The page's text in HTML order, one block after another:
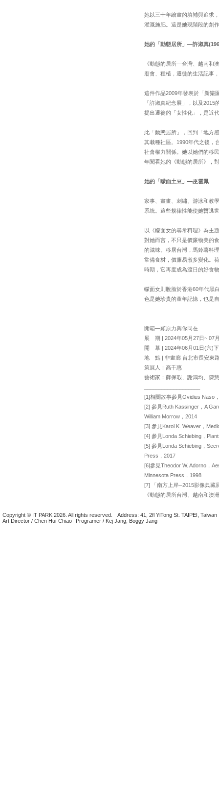
她以三十年繪畫的填補與追求
灌溉施肥。這是她現階段的創
她的「動態居所」—許淑真
《動態的居所—台灣、越南和
廟會、種植，遷徙的生活記事
這件作品2009年發表於「新樂
「許淑真紀念展」，以及
提出遷徙的「女性化」，是近
此「動態居所」，回到「地方
其栽種社區。1990年代之後，
社會權力關係。她以她們的移
年閱看她的《動態的居所》，
她的「矇面土豆」—巫雲鳳
家事、畫畫、刺繡、游泳和教
系統。這些規律性能使她暫逃
以《幪面女的尋常料理》為主
對她而言，不只是價廉物美的
的滋味。移居台灣，馬鈴薯料
常備食材，價廉易煮多變化。
時期，它再度成為渡日的好食
幪面女則脫胎於香港60年代黑
色是她珍貴的童年記憶，也是
開箱—願原力與你同在
展 期 | 2024年05月27日~ 07
開 幕 | 2024年06月01日(六)
地 點 | 非畫廊 台北市長安東
策展人：高千惠
藝術家：薛保瑕、謝鴻均、陳
[1]相關故事參見Ovidius Naso
[2] 參見Ruth Kassinger，A
William Morrow，2014
[3] 參見Karol K. Weaver，
[4] 參見Londa Schiebing，
[5] 參見Londa Schiebing，
Press，2017
[6]參見Theodor W. Adorno，
Minnesota Press，1998
[7] 「南方上岸─2015影像典藏
《動態的居所台灣、越南和澳
Copyright © IT PARK 2026. All rights reserved.
Address: 41, 2fl YiTong St. TAIPEI, Taiwan
Art Director / Chen Hui-Chiao
Programer / Kej Jang, Boggy Jang